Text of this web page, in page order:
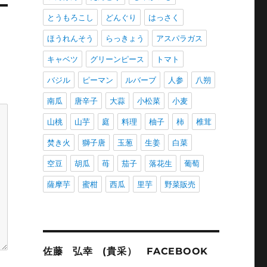
とうもろこし どんぐり はっさく
ほうれんそう らっきょう アスパラガス
キャベツ グリーンピース トマト
バジル ピーマン ルバーブ 人参 八朔
南瓜 唐辛子 大蒜 小松菜 小麦
山桃 山芋 庭 料理 柚子 柿 椎茸
焚き火 獅子唐 玉葱 生姜 白菜
空豆 胡瓜 苺 茄子 落花生 葡萄
薩摩芋 蜜柑 西瓜 里芋 野菜販売
佐藤 弘幸 (貴采） FACEBOOK